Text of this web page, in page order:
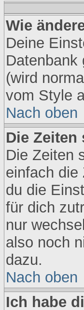
Wie
Deine
(wird
vom Style
Nach oben
Die
Die Zeiten
einfach die
du die
für dich
nur
also noch
dazu.
Nach oben
Ich habe